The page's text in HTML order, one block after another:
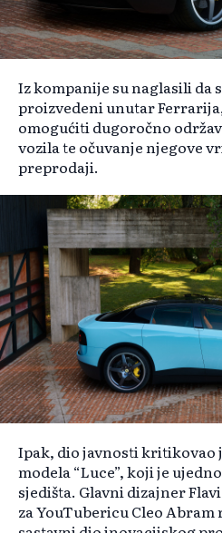
Iz kompanije su naglasili da
proizvedeni unutar
omogućiti dugoročno
vozila te očuvanje njegove
preprodaji.
Ipak, dio javnosti kritikovao
modela “Luce”, koji je
sjedišta. Glavni dizajner
za YouTubericu Cleo